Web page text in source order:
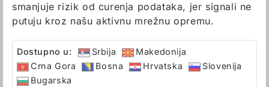
smanjuje rizik od curenja podataka, jer signali ne
putuju kroz našu aktivnu mrežnu opremu.
Dostupno u: Srbija
Makedonija
Crna Gora
Bosna Hrvatska
Slovenija
Bugarska